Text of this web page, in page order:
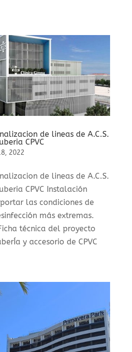
de lineas de A.C.S.
CPVC
2022
de lineas de A.C.S.
CPVC Instalación
las condiciones de
más extremas.
técnica del proyecto
y accesorio de CPVC